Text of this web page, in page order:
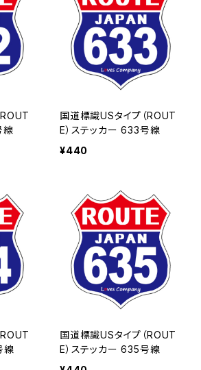
線
国道標識USタイプ（ROUT
E）ステッカー 633号線
¥440
線
国道標識USタイプ（ROUT
E）ステッカー 635号線